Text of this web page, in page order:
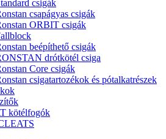
csigák
csapágyas csigák
ORBIT csigák
beépíthető csigák
drótkötél csiga
Core csigák
csigatartozékok és pótalkatrészek
kötélfogók